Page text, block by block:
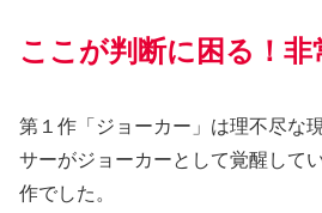
ここが判断に困る！非
第１作「ジョーカー」は理不尽な
サーがジョーカーとして覚醒して
作でした。